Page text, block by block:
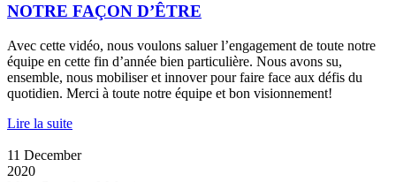
NOTRE FAÇON D’ÊTRE
Avec cette vidéo, nous voulons saluer l’engagement de toute notre
équipe en cette fin d’année bien particulière. Nous avons su,
ensemble, nous mobiliser et innover pour faire face aux défis du
quotidien. Merci à toute notre équipe et bon visionnement!
Lire la suite
11 December
2020